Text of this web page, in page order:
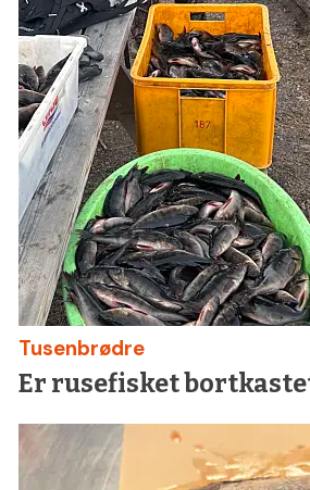
Tusenbrødre
Er rusefisket